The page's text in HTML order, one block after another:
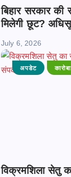
बिहार सरकार
मिलेगी छूट?
July 6, 2026
अपडेट
विक्रमशिला सेतु